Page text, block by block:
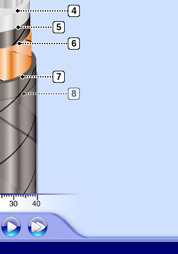
4
5
6
7
8